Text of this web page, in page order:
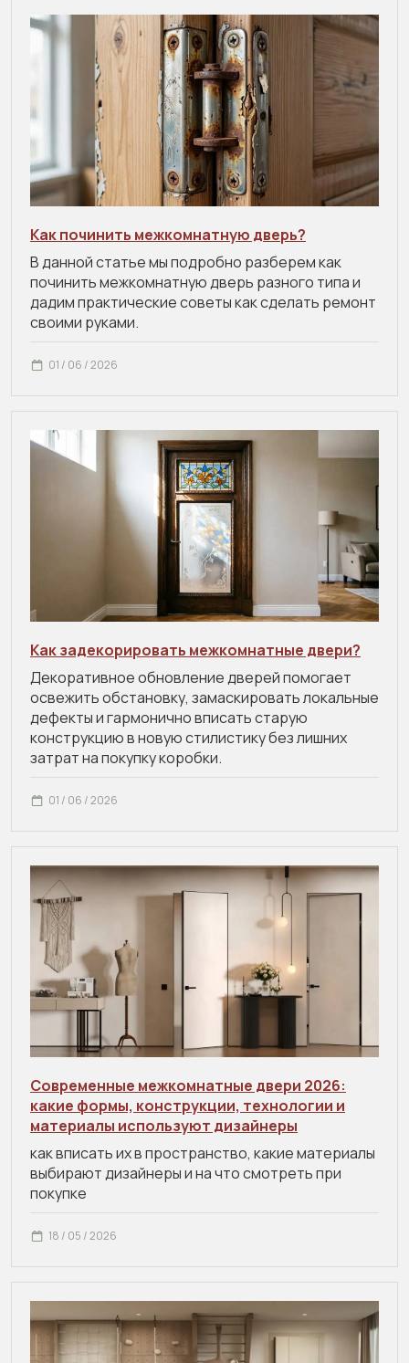
Как починить межкомнатную дверь?
В данной статье мы подробно разберем как
починить межкомнатную дверь разного типа и
дадим практические советы как сделать ремонт
своими руками.
01 / 06 / 2026
Как задекорировать межкомнатные двери?
Декоративное обновление дверей помогает
освежить обстановку, замаскировать локальные
дефекты и гармонично вписать старую
конструкцию в новую стилистику без лишних
затрат на покупку коробки.
01 / 06 / 2026
Современные межкомнатные двери 2026:
какие формы, конструкции, технологии и
материалы используют дизайнеры
как вписать их в пространство, какие материалы
выбирают дизайнеры и на что смотреть при
покупке
18 / 05 / 2026